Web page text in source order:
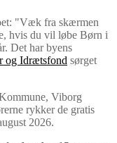
"Væk fra skærmen
hvis du vil løbe Børn i
Det har byens
og Idrætsfond sørget
Viborg
rykker de gratis
2026.